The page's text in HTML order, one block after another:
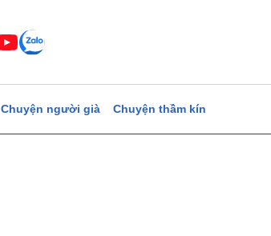
Chuyện người già Chuyện thầm kín